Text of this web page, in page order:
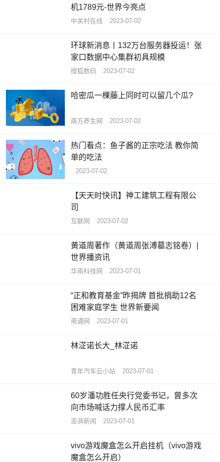
机1789元-世界今亮点
中关村在线 2023-07-02
环球新消息丨132万台服务器投运！张
家口数据中心集群初具规模
搜狐数码 2023-07-02
哈密瓜一棵藤上同时可以留几个瓜?
南方养生网 2023-07-02
热门看点：鱼子酱的正宗吃法 教你简
单的吃法
2023-07-02
【天天时快讯】神工建筑工程有限公
司
互联网 2023-07-02
黄道周著作（黄道周张溥墓志铭卷）|
世界播资讯
华南科技网 2023-07-01
“正和教育基金”昨揭牌 首批捐助12名
困难家庭学生 世界新要闻
南通网 2023-07-01
林淽诺长大_林淽诺
青年汽车云小站 2023-07-01
60岁潘功胜任央行党委书记，曾多次
向市场喊话力撑人民币汇率
澎湃新闻 2023-07-01
vivo游戏魔盒怎么开启挂机（vivo游戏
魔盒怎么开启）